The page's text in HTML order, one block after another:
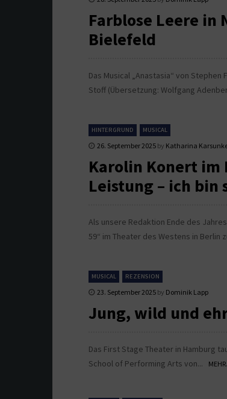
Farblose Leere in
Bielefeld
Das Musical „Anastasia“ von
Stoff (Übersetzung: Wolfgang
HINTERGRUND MUSICAL
26. September 2025 by Katharina
Karolin Konert
Leistung – ich bin
Als unsere Redaktion Ende des
59“ im Theater des Westens in Berlin
MUSICAL REZENSION
23. September 2025 by Dominik Lapp
Jung, wild und
Das First Stage Theater in Hamburg
School of Performing Arts von...